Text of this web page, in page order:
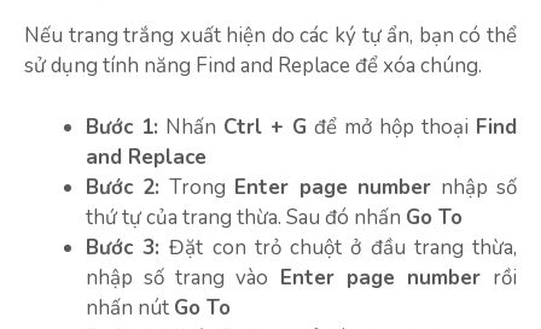
Nếu trang trắng xuất hiện do các ký tự ẩn, bạn có thể
sử dụng tính năng Find and Replace để xóa chúng.
Bước 1: Nhấn Ctrl + G để mở hộp thoại Find
and Replace
Bước 2: Trong Enter page number nhập số
thứ tự của trang thừa. Sau đó nhấn Go To
Bước 3:Đặt con trỏ chuột ở đầu trang thừa,
nhập số trang vào Enter page number rồi
nhấn nút Go To